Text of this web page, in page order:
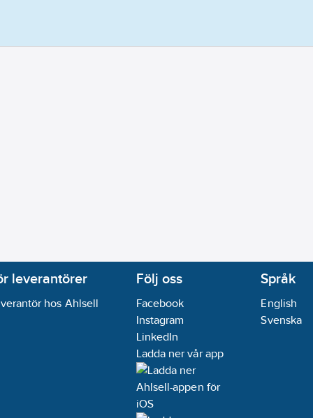
leverantörer
hos Ahlsell
Följ oss
Facebook
Instagram
LinkedIn
Ladda ner vår app
Språk
English
Svenska